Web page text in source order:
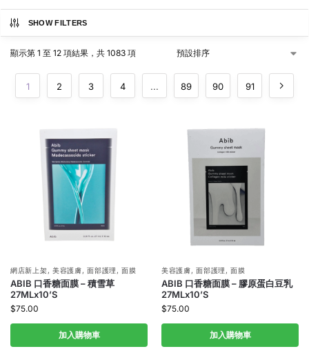
SHOW FILTERS
顯示第 1 至 12 項結果，共 1083 項
1 2 3 4 ... 89 90 91
網店新上架, 美容護膚,面部護理 ,面膜
ABIB 口香糖面膜 – 積雪草
27MLx10’S
$75.00
加入購物車
美容護膚,面部護理 ,面膜
ABIB 口香糖面膜 – 膠原蛋白豆乳
27MLx10’S
$75.00
加入購物車